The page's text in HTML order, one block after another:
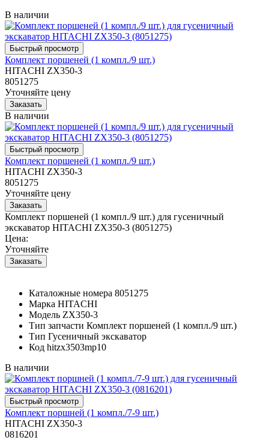
В наличии
Комплект поршеней (1 компл./9 шт.)
HITACHI ZX350-3
8051275
Уточняйте цену
В наличии
Комплект поршеней (1 компл./9 шт.)
HITACHI ZX350-3
8051275
Уточняйте цену
Комплект поршеней (1 компл./9 шт.) для гусеничный
экскаватор HITACHI ZX350-3 (8051275)
Цена:
Уточняйте
Каталожные номера 8051275
Марка HITACHI
Модель ZX350-3
Тип запчасти Комплект поршеней (1 компл./9 шт.)
Тип Гусеничный экскаватор
Код hitzx3503mp10
В наличии
Комплект поршней (1 компл./7-9 шт.)
HITACHI ZX350-3
0816201